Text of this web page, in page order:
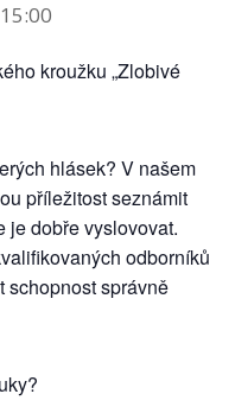
15:00
kroužku „Zlobivé
hlásek? V našem
příležitost seznámit
je dobře vyslovovat.
odborníků
schopnost správně